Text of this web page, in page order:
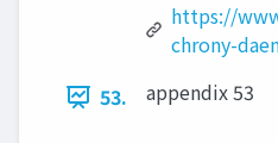
https://
chrony-
53.
appendix 53